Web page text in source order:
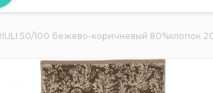
50/100 бежево-коричневый 80%хлопок